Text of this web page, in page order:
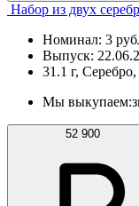
Набор из двух
Номинал: 3
Выпуск:
31.1 г,
Мы выкупаем:
52 900